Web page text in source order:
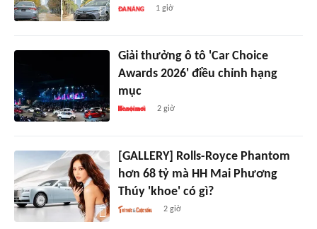
1 giờ
Giải thưởng ô tô 'Car Choice
Awards 2026' điều chỉnh hạng
mục
2 giờ
[GALLERY] Rolls-Royce Phantom
hơn 68 tỷ mà HH Mai Phương
Thúy 'khoe' có gì?
2 giờ